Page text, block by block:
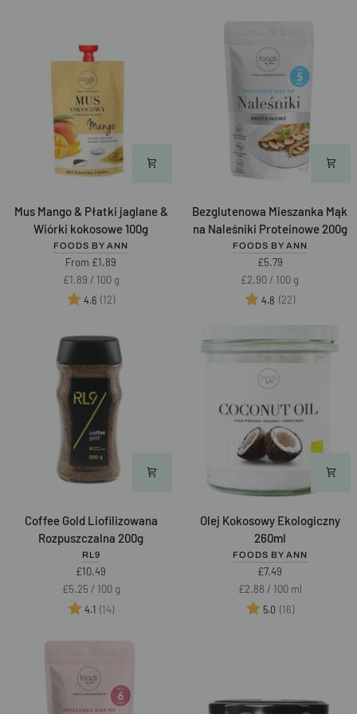
Mus Mango & Płatki jaglane &
Wiórki kokosowe 100g
FOODS BY ANN
From £1.89
Unit
price
£1.89 /per
100 g
Ocena:
4.6 (12)na 5 gwiazdek
Mieszanka
Bezglutenowa Mieszanka Mąk
na Naleśniki Proteinowe 200g
FOODS BY ANN
£5.79
Unit
price
£2.90 / per
100 g
Ocena:
4.8 (22)na 5
Coffee
Liofilizowana
Rozpuszczalna
Coffee Gold Liofilizowana
Rozpuszczalna 200g
RL9
£10.49
Unit
price
£5.25 /per
100 g
Ocena:
4.1 (14)na 5 gwiazdek
Olej
Kokosowy
Ekologiczny
Olej Kokosowy Ekologiczny
260ml
FOODS BY ANN
£7.49
Unit
price
£2.88 /per
100 ml
Ocena:
5.0 (16)na 5